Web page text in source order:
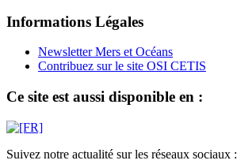
Informations Légales
Newsletter Mers et Océans
Contribuez sur le site OSI CETIS
Ce site est aussi disponible en :
Suivez notre actualité sur les réseaux sociaux :